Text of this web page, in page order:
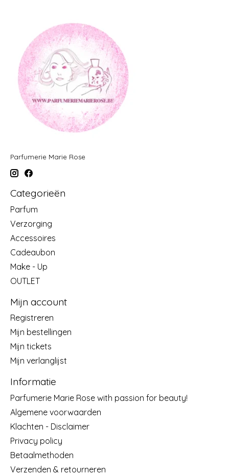
Parfumerie Marie Rose
Categorieën
Parfum
Verzorging
Accessoires
Cadeaubon
Make - Up
OUTLET
Mijn account
Registreren
Mijn bestellingen
Mijn tickets
Mijn verlanglijst
Informatie
Parfumerie Marie Rose with passion for beauty!
Algemene voorwaarden
Klachten - Disclaimer
Privacy policy
Betaalmethoden
Verzenden & retourneren